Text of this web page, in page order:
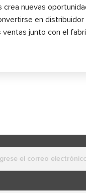
nuevas
en distribuidor
junto con el